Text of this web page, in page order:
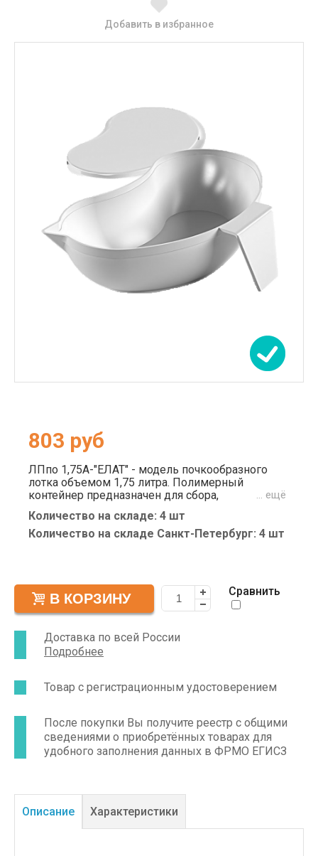
Добавить в избранное
803 руб
ЛПпо 1,75А-"ЕЛАТ" - модель почкообразного
лотка объемом 1,75 литра. Полимерный
контейнер предназначен для сбора,
временного хранения и транспортировки
биологических жидкостей. Медицинское
изделие используется также для проведения
контейнеру. Серо-голубой цвет указывает на
возможность обработки лотка в автоклаве.
… ещё
Количество на складе: 4 шт
Количество на складе Санкт-Петербург: 4 шт
Сравнить
Доставка по всей России
Подробнее
Товар с регистрационным удостоверением
После покупки Вы получите реестр с общими
сведениями о приобретённых товарах для
удобного заполнения данных в ФРМО ЕГИСЗ
Описание Характеристики